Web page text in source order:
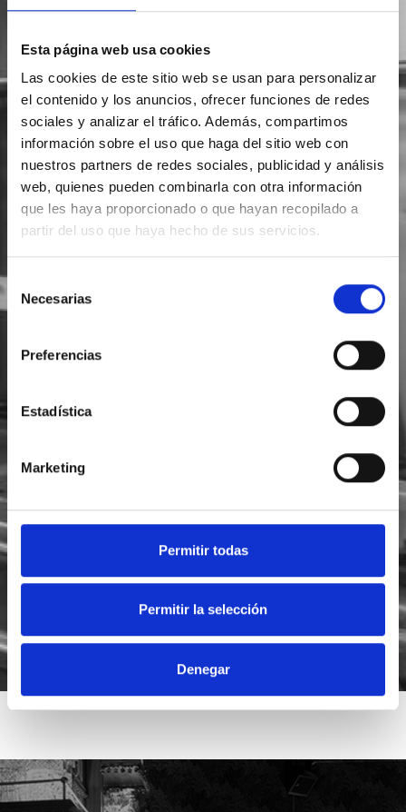
Esta página web usa cookies
Las cookies de este sitio web se usan para personalizar
el contenido y los anuncios, ofrecer funciones de redes
sociales y analizar el tráfico. Además, compartimos
información sobre el uso que haga del sitio web con
nuestros partners de redes sociales, publicidad y análisis
web, quienes pueden combinarla con otra información
que les haya proporcionado o que hayan recopilado a
partir del uso que haya hecho de sus servicios.
Selección
Necesarias
Preferencias
Estadística
Marketing
Permitir todas
Permitir la selección
Denegar
He leído y acepto la
Acepto recibir novedades deFoodsat